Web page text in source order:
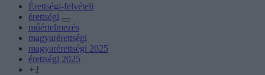
Érettségi-felvételi
érettségi
műértelmezés
magyarérettségi
magyarérettségi 2025
érettségi 2025
+1